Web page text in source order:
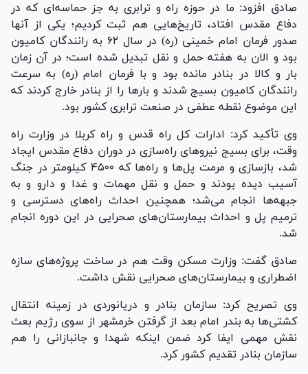
صادق افزود: ما در حوزه راه و ترابری به جز حماسه‌ای که در
دفاع مقدس افتاد، تاریخ‌هایی هم ثبت کردیم؛ یکی از آنها
صدور فرمان امام خمینی (ره) در سال ۶۲ به رانندگان کامیون
بود و الان به هفته حمل و نقل تبدیل شده است؛ در آن زمان
بار و کالا در بنادر مانده بود و با فرمان امام (ره) به سرعت
رانندگان کامیون بسیج شدند و بار‌ها را از بنادر خارج کردند که
این موضوع نقطه عطفی در صنعت ترابری کشور بود.
وی تأکید کرد: ادارات کل راه قدس و راه کربلا در وزارت راه
وقت، برای بسیج نیرو‌های راه‌سازی در دوران دفاع مقدس ایجاد
شد، بازسازی و مرمت پل‌ها و راه‌ها که ۴۵۰۰ کیلومتر در جنگ
آسیب دیده بودند و حمل و نقل مهمات و غدا و دارو و به
جبهه‌ها انجام می‌شد؛ همچنین احداث راه‌های دسترسی و
ترمیم پل و احداث بیمارستان‌های صحرایی در این دوره انجام
شد.
صادق گفت: وزارت مسکن وقت هم در ساخت پروژه‌های سازه
اضطراری و بیمارستان‌های صحرایی نقش داشت.
وی تصریح کرد: سازمان بنادر و دریانوردی در زمینه انتقال
کشتی‌ها به بندر امام بعد از گرفتن خرمشهر از سوی رژیم بعث
نقش مهمی ایفا کرد ضمن اینکه شهدا و جانبازانی را هم
سازمان بنادر تقدیم کشور کرد.